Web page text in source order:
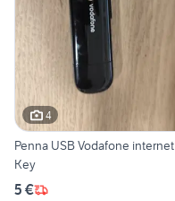
4
Penna USB Vodafone internet
Key
5 €